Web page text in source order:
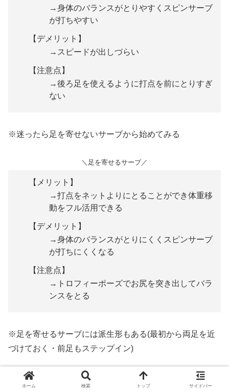
→身体のバランスがとりやすくスピンサーブ
が打ちやすい
【デメリット】
→スピードが出しづらい
【注意点】
→後ろ足を使えるように打点を前にとりすぎ
ない
※迷ったら足を寄せないサーブから始めてみる
＼足を寄せるサーブ／
【メリット】
→打点をネットよりにとることができ体重移
動をフル活用できる
【デメリット】
→身体のバランスがとりにくくスピンサーブ
が打ちにくくなる
【注意点】
→トロフィーポーズでお尻を突き出してバラ
ンスをとる
※足を寄せるサーブには派生形もある(最初から両足を近
づけておく・前足もステップイン)
サーブの足で迷ったら、もう一度確認してみてください。
ホーム 検索 トップ サイドバー